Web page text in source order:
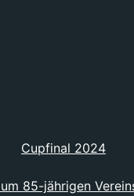
Cupfinal 2024
85-jährigen